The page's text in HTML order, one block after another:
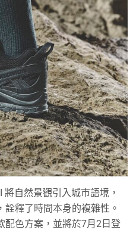
將自然景觀引入城市語境，
釋了時間本身的複雜性。
配色方案，並將於7月2日登